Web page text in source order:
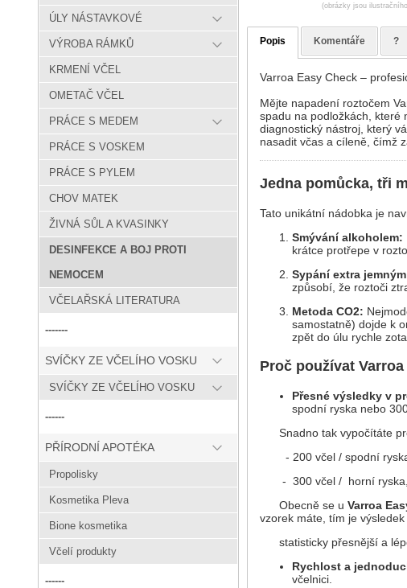
ÚLY NÁSTAVKOVÉ
VÝROBA RÁMKŮ
KRMENÍ VČEL
OMETAČ VČEL
PRÁCE S MEDEM
PRÁCE S VOSKEM
PRÁCE S PYLEM
CHOV MATEK
ŽIVNÁ SŮL A KVASINKY
DESINFEKCE A BOJ PROTI
NEMOCEM
VČELAŘSKÁ LITERATURA
-------
SVÍČKY ZE VČELÍHO VOSKU
SVÍČKY ZE VČELÍHO VOSKU
------
PŘÍRODNÍ APOTÉKA
Propolisky
Kosmetika Pleva
Bione kosmetika
Včelí produkty
------
(obrázky jsou
Popis Komentáře ?
Varroa Easy Check –
Mějte napadení roztočem
spadu na podložkách, které
diagnostický nástroj, který
nasadit včas a cíleně, čímž
Jedna pomůcka, tři
Tato unikátní nádobka je
Smývání alkoholem:
krátce protřepe v
Sypání extra
způsobí, že roztoči
Metoda CO2:
samostatně) dojde k
zpět do úlu rychle
Proč používat
Přesné výsledky v
spodní ryska nebo
Snadno tak vypočítáte
- 200 včel / spodní ryska
- 300 včel / horní ryska,
Obecně se u Varroa
vzorek máte, tím je výsledek
statisticky přesnější a
Rychlost a
včelnici.